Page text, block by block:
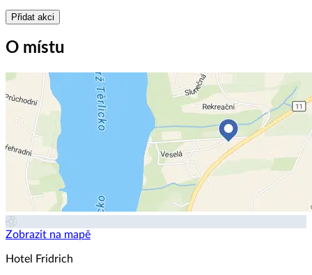
Přidat akci
O místu
Zobrazit na mapě
Hotel Fridrich